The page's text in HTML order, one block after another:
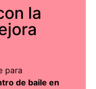
la
para
de baile en